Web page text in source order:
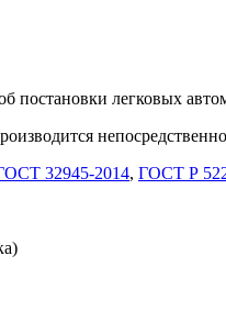
постановки легковых
32945-2014, ГОСТ Р